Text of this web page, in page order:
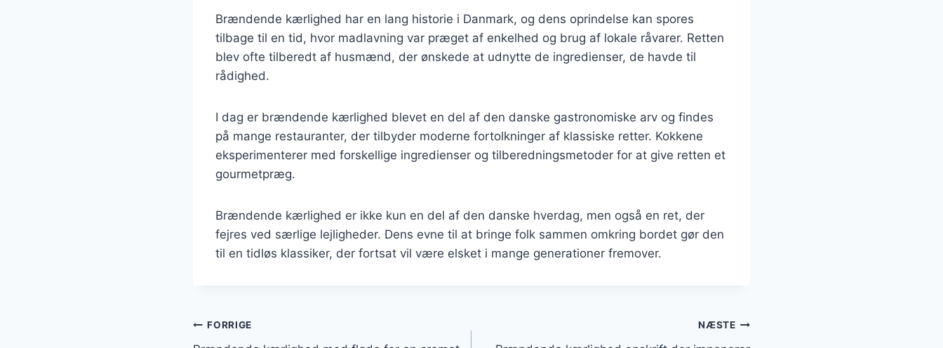
Brændende kærlighed har en lang historie i Danmark, og dens oprindelse kan spores
tilbage til en tid, hvor madlavning var præget af enkelhed og brug af lokale råvarer. Retten
blev ofte tilberedt af husmænd, der ønskede at udnytte de ingredienser, de havde til
rådighed.
I dag er brændende kærlighed blevet en del af den danske gastronomiske arv og findes
på mange restauranter, der tilbyder moderne fortolkninger af klassiske retter. Kokkene
eksperimenterer med forskellige ingredienser og tilberedningsmetoder for at give retten et
gourmetpræg.
Brændende kærlighed er ikke kun en del af den danske hverdag, men også en ret, der
fejres ved særlige lejligheder. Dens evne til at bringe folk sammen omkring bordet gør den
til en tidløs klassiker, der fortsat vil være elsket i mange generationer fremover.
Indlægsnavigation
FORRIGE NÆSTE